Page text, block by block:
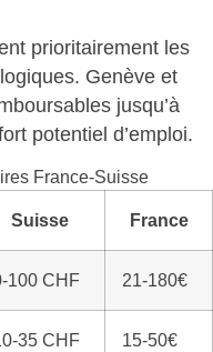
prioritairement les
Genève et
jusqu’à
potentiel d’emploi.
France-Suisse
Suisse France
100 CHF 21-180€
35 CHF 15-50€